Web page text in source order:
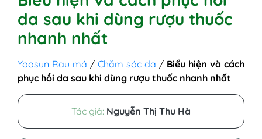
da sau khi dùng rượu thuốc
nhanh nhất
Yoosun Rau má / Chăm sóc da / Biểu hiện và cách
phục hồi da sau khi dùng rượu thuốc nhanh nhất
Tác giả: Nguyễn Thị Thu Hà